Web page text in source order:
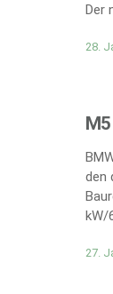
Der
28.
den
kW/
27.